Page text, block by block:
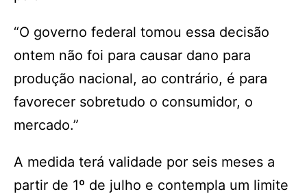
“O governo federal tomou essa decisão
ontem não foi para causar dano para
produção nacional, ao contrário, é para
favorecer sobretudo o consumidor, o
mercado.”
A medida terá validade por seis meses a
partir de 1º de julho e contempla um limite